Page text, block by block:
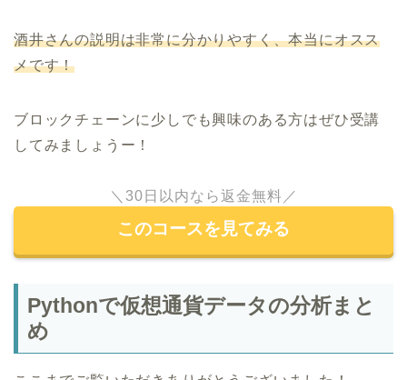
酒井さんの説明は非常に分かりやすく、本当にオスス
メです！
ブロックチェーンに少しでも興味のある方はぜひ受講
してみましょうー！
＼30日以内なら返金無料／
このコースを見てみる
Pythonで仮想通貨データの分析まと
め